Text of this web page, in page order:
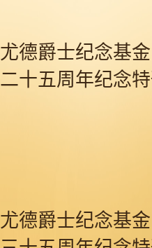
尤德爵士纪念基金
二十五周年纪念
尤德爵士纪念基金